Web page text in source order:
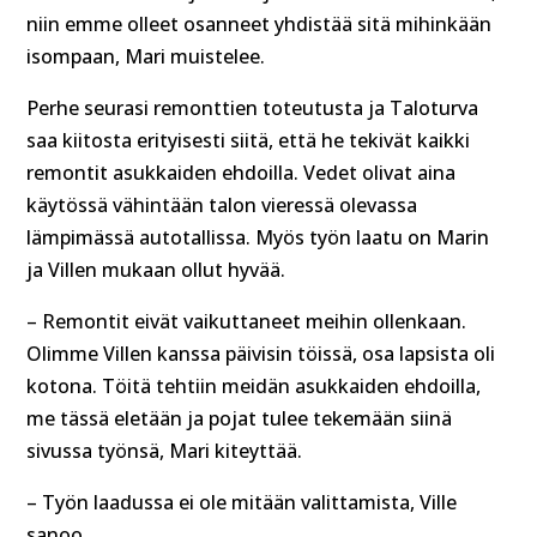
niin emme olleet osanneet yhdistää sitä mihinkään
isompaan, Mari muistelee.
Perhe seurasi remonttien toteutusta ja Taloturva
saa kiitosta erityisesti siitä, että he tekivät kaikki
remontit asukkaiden ehdoilla. Vedet olivat aina
käytössä vähintään talon vieressä olevassa
lämpimässä autotallissa. Myös työn laatu on Marin
ja Villen mukaan ollut hyvää.
– Remontit eivät vaikuttaneet meihin ollenkaan.
Olimme Villen kanssa päivisin töissä, osa lapsista oli
kotona. Töitä tehtiin meidän asukkaiden ehdoilla,
me tässä eletään ja pojat tulee tekemään siinä
sivussa työnsä, Mari kiteyttää.
– Työn laadussa ei ole mitään valittamista, Ville